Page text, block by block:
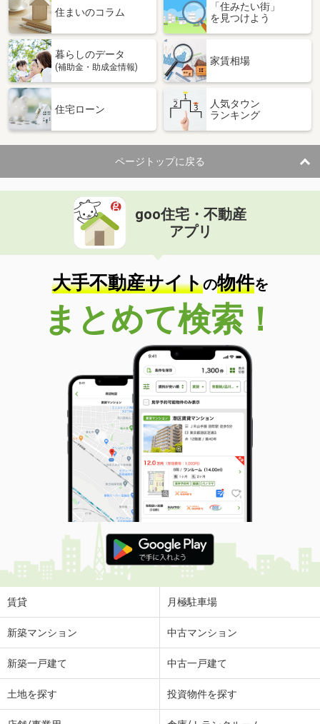
住まいのコラム
「住みたい街」
を見つけよう
暮らしのデータ
(補助金・助成金情報)
家賃相場
住宅ローン
人気タウン
ランキング
ページトップに戻る
goo住宅・不動産
アプリ
大手不動産サイトの物件を
まとめて検索！
賃貸 月極駐車場
新築マンション 中古マンション
新築一戸建て 中古一戸建て
土地を探す 投資物件を探す